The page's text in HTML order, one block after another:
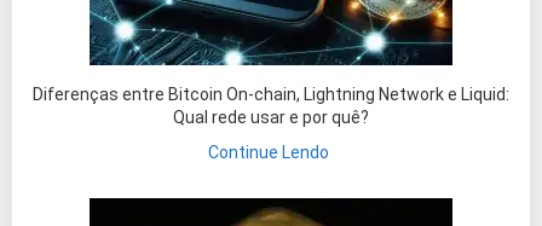
Diferenças entre Bitcoin On-chain, Lightning Network e Liquid:
Qual rede usar e por quê?
Continue Lendo